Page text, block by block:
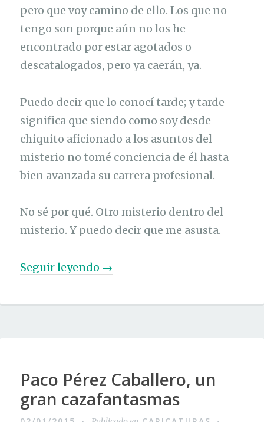
pero que voy camino de ello. Los que no
tengo son porque aún no los he
encontrado por estar agotados o
descatalogados, pero ya caerán, ya.
Puedo decir que lo conocí tarde; y tarde
significa que siendo como soy desde
chiquito aficionado a los asuntos del
misterio no tomé conciencia de él hasta
bien avanzada su carrera profesional.
No sé por qué. Otro misterio dentro del
misterio. Y puedo decir que me asusta.
Seguir leyendo «
a
C
a
→
Paco Pérez Caballero, un
gran cazafantasmas